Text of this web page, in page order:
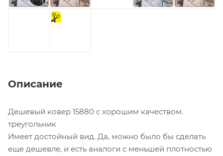
на
отрез
Описание
Дешевый ковер 15880 с хорошим качеством.
треугольник
Имеет достойный вид. Да, можно было бы сделать
еще дешевле, и есть аналоги с меньшей плотностью